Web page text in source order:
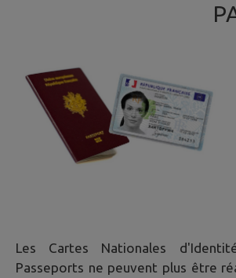
Les Cartes Nationales
Passeports ne peuvent plus être